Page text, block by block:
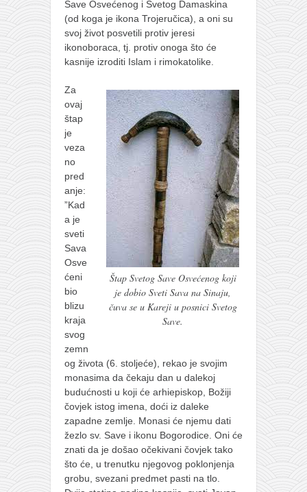
Save Osvećenog i Svetog Damaskina
(od koga je ikona Trojeručica), a oni su
svoj život posvetili protiv jeresi
ikonoboraca, tj. protiv onoga što će
kasnije izroditi Islam i rimokatolike.
Štap Svetog Save Osvećenog koji
je dobio Sveti Sava na Sinaju,
čuva se u Kareji u posnici Svetog
Save.
Za
ovaj
štap
je
veza
no
pred
anje:
”Kad
a je
sveti
Sava
Osve
ćeni
bio
blizu
kraja
svog
zemn
og života (6. stoljeće), rekao je svojim
monasima da čekaju dan u dalekoj
budućnosti u koji će arhiepiskop, Božiji
čovjek istog imena, doći iz daleke
zapadne zemlje. Monasi će njemu dati
žezlo sv. Save i ikonu Bogorodice. Oni će
znati da je došao očekivani čovjek tako
što će, u trenutku njegovog poklonjenja
grobu, svezani predmet pasti na tlo.